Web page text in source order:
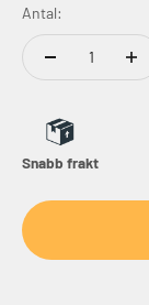
Antal:
Snabb frakt